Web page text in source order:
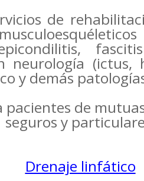
de
neurología (ictus,
y demás
pacientes de
seguros y
Drenaje linfático